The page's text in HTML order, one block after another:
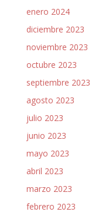
enero 2024
diciembre 2023
noviembre 2023
octubre 2023
septiembre 2023
agosto 2023
julio 2023
junio 2023
mayo 2023
abril 2023
marzo 2023
febrero 2023